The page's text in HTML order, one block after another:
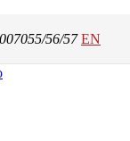
56/57 EN